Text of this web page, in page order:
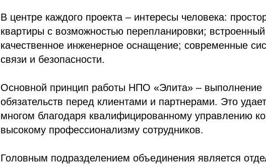
В центре каждого проекта – интересы человека:
квартиры с возможностью перепланировки;
качественное инженерное оснащение; современные
связи и безопасности.
Основной принцип работы НПО «Элита» – выполнение
обязательств перед клиентами и партнерами. Это
многом благодаря квалифицированному управлению
высокому профессионализму сотрудников.
Головным подразделением объединения является